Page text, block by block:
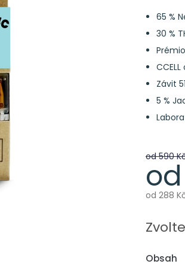
od 590
od
od 288
cena:
Obsah
65 %
30 %
Závit
5 %